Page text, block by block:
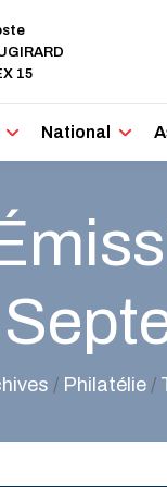
15
National
/ Philatélie /